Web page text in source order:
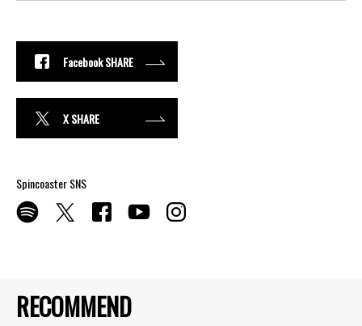
RECOMMEND
Facebook SHARE
X SHARE
Spincoaster SNS